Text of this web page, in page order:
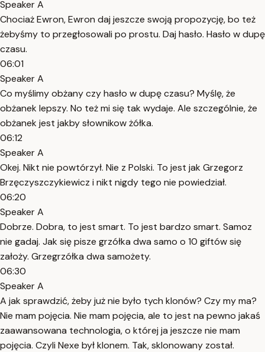
Speaker A
Chociaż Ewron, Ewron daj jeszcze swoją propozycję, bo też
żebyśmy to przegłosowali po prostu. Daj hasło. Hasło w dupę
czasu.
06:01
Speaker A
Co myślimy obżany czy hasło w dupę czasu? Myślę, że
obżanek lepszy. No też mi się tak wydaje. Ale szczególnie, że
obżanek jest jakby słownikow żółka.
06:12
Speaker A
Okej. Nikt nie powtórzył. Nie z Polski. To jest jak Grzegorz
Brzęczyszczykiewicz i nikt nigdy tego nie powiedział.
06:20
Speaker A
Dobrze. Dobra, to jest smart. To jest bardzo smart. Samoz
nie gadaj. Jak się pisze grzółka dwa samo o 10 giftów się
założy. Grzegrzółka dwa samożety.
06:30
Speaker A
A jak sprawdzić, żeby już nie było tych klonów? Czy my ma?
Nie mam pojęcia. Nie mam pojęcia, ale to jest na pewno jakaś
zaawansowana technologia, o której ja jeszcze nie mam
pojęcia. Czyli Nexe był klonem. Tak, sklonowany został.